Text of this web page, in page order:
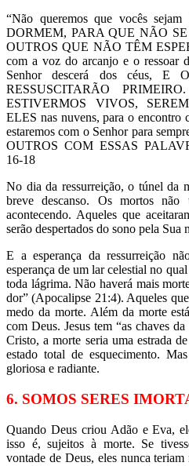
“Não queremos que vocês
DORMEM, PARA QUE NÃO
OUTROS QUE NÃO TÊM
com a voz do arcanjo e o ressoar
Senhor descerá dos céus, E
RESSUSCITARÃO
ESTIVERMOS VIVOS,
ELES nas nuvens, para o encontro
estaremos com o Senhor para
OUTROS COM ESSAS
16-18
No dia da ressurreição, o túnel da
breve descanso. Os mortos
acontecendo. Aqueles que
serão despertados do sono pela
E a esperança da ressurreição
esperança de um lar celestial no
toda lágrima. Não haverá mais
dor” (Apocalipse 21:4). Aqueles
medo da morte. Além da morte
com Deus. Jesus tem “as chaves
Cristo, a morte seria uma estrada
estado total de esquecimento.
gloriosa e radiante.
6. SOMOS SERES
Quando Deus criou Adão e Eva,
isso é, sujeitos à morte. Se
vontade de Deus, eles nunca